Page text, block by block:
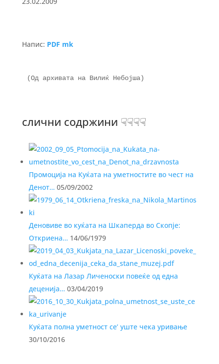
Напис: PDF mk
(Од архивата на Вилиќ Небојша)
слични содржини ☟☟☟☟
Промоција на Куќата на уметностите во чест на
Денот… 05/09/2002
Деновиве во куќата на Шкаперда во Скопје:
Откриена… 14/06/1979
Куќата на Лазар Личеноски повеќе од една
деценија… 03/04/2019
Куќата полна уметност се’ уште чека уривање
30/10/2016